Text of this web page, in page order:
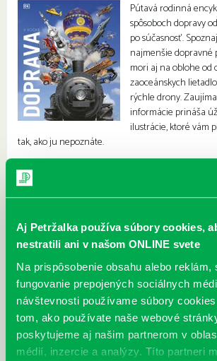
Aj Petržalka používa súbory cookies,
nestratili ani v našom ONLINE svete
Na prispôsobenie obsahu alebo reklám,
fungovanie prepojených sociálnych
návštevnosti používame súbory
tom, ako používate naše webové
poskytujeme aj našim partnerom v
médií, inzercie a analýzy. Títo partneri
Pútavá rodinná
spôsoboch dopravy
po súčasnosť.
najmenšie dopravné
mori aj na oblohe od
zaoceánskych
rýchle drony.
informácie prináša
ilustrácie, ktoré vám
tak, ako ju nepoznáte.